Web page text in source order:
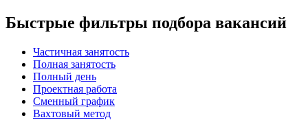
Быстрые фильтры подбора вакансий
Частичная занятость
Полная занятость
Полный день
Проектная работа
Сменный график
Вахтовый метод